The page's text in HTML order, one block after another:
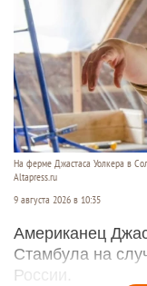
На ферме Джастаса Уолкера в
Altapress.ru
9 августа 2026 в 10:35
Американец
Стамбула на
России.